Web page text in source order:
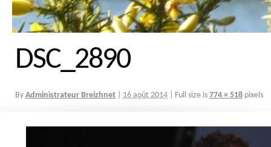
DSC_2890
By Administrateur Breizhnet 16 août 2014 Full size is 774 × 518 pixels